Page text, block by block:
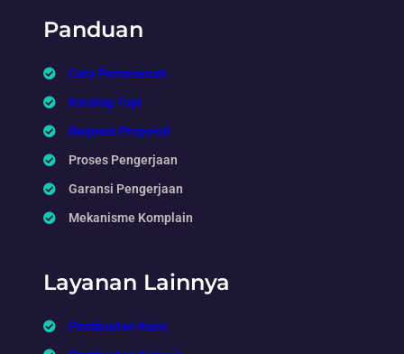
Panduan
Cara Pemesanan
Katalog Topi
Request Proposal
Proses Pengerjaan
Garansi Pengerjaan
Mekanisme Komplain
Layanan Lainnya
Pembuatan Kaos